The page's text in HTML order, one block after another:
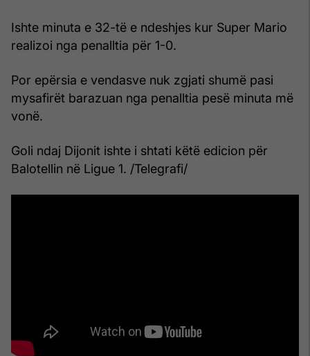
Ishte minuta e 32-të e ndeshjes kur Super Mario
realizoi nga penalltia për 1-0.
Por epërsia e vendasve nuk zgjati shumë pasi
mysafirët barazuan nga penalltia pesë minuta më
vonë.
Goli ndaj Dijonit ishte i shtati këtë edicion për
Balotellin në Ligue 1. /Telegrafi/